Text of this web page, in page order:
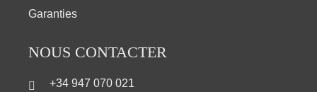
Garanties
NOUS CONTACTER
+34 947 070 021